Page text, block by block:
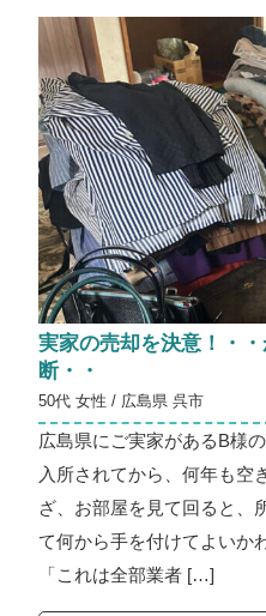
実家の売却を決意！・
断・・
50代 女性 / 広島県 呉市
広島県にご実家があるB様
入所されてから、何年も空
ざ、お部屋を見て回ると、
て何から手を付けてよいか
「これは全部業者 […]